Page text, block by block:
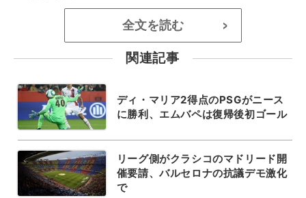
全文を読む >
関連記事
ディ・マリア2得点のPSGがニース
に勝利、エムバペは復帰後初ゴール
リーグ側がクラシコのマドリード開
催要請、バルセロナの抗議デモ激化
で